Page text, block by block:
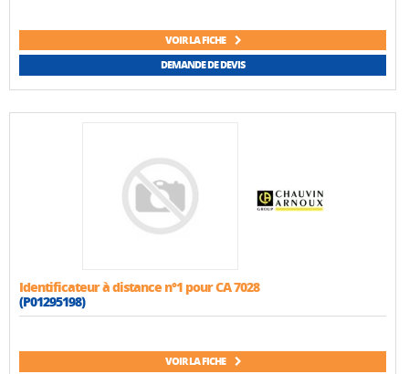
VOIR LA FICHE
DEMANDE DE DEVIS
Identificateur à distance n°1 pour CA 7028
(P01295198)
VOIR LA FICHE